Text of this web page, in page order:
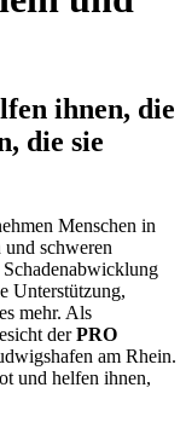
ihnen, die
die sie
Menschen in
schweren
Unterstützung,
mehr. Als
derPRO
am Rhein.
und helfen ihnen,